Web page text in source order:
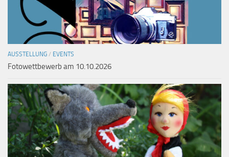
AUSSTELLUNG / EVENTS
Fotowettbewerb am 10.10.2026